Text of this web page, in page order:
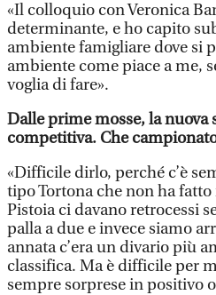
«Il colloquio con Veronica
determinante, e ho capito
ambiente famigliare dove si
ambiente come piace a me,
voglia di fare».
Dalle prime mosse, la nuova
competitiva. Che
«Difficile dirlo, perché c’è
tipo Tortona che non ha
Pistoia ci davano retrocessi
palla a due e invece siamo
annata c’era un divario più
classifica. Ma è difficile per
sempre sorprese in positivo